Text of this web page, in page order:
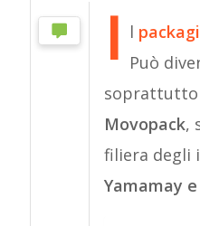
I l
Può
soprattutto
Movopack,
filiera degli
Yamamay